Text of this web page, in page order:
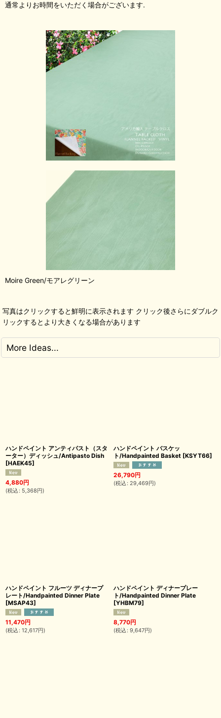
通常よりお時間をいただく場合がございます.
Moire Green/モアレグリーン
写真はクリックすると鮮明に表示されます クリック後さらにダブルク
リックするとより大きくなる場合があります
More Ideas...
ハンドペイント アンティパスト（スタ
ーター）ディッシュ/Antipasto Dish
[HAEK45]
4,880円
(税込 : 5,368円)
ハンドペイント バスケッ
ト/Handpainted Basket [KSYT66]
26,790円
(税込 : 29,469円)
ハンドペイント フルーツ ディナープ
レート/Handpainted Dinner Plate
[MSAP43]
11,470円
(税込 : 12,617円)
ハンドペイント ディナープレー
ト/Handpainted Dinner Plate
[YHBM79]
8,770円
(税込 : 9,647円)